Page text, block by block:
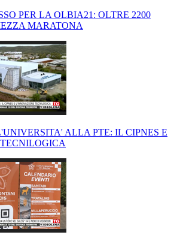
PER LA OLBIA21: OLTRE 2200
MARATONA
ALLA PTE: IL CIPNES E